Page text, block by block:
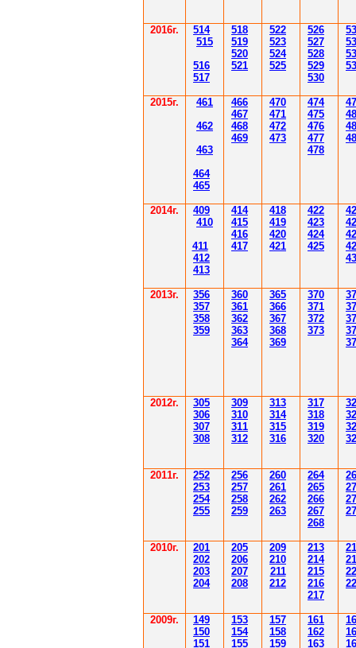
2016г.
514
515
516
517
518
519
520
521
522
523
524
525
526
527
528
529
530
2015г. 461
462
463
464
465
466
467
468
469
470
471
472
473
474
475
476
477
478
2014г. 409
410
411
412
413
414
415
416
417
418
419
420
421
422
423
424
425
2013г.
356
357
358
359
360
361
362
363
364
365
366
367
368
369
370
371
372
373
37
37
37
2012г. 305
306
307
308
309
310
311
312
313
314
315
316
317
318
319
320
3
3
3
3
2011г.
252
253
254
255
256
257
258
259
260
261
262
263
264
265
266
267
268
26
2
2
2
2010г.
201
202
203
204
205
206
207
208
209
210
211
212
213
214
215
216
217
2009г.
149
150
151
153
154
155
157
158
159
161
162
163